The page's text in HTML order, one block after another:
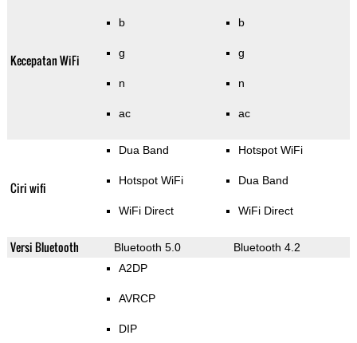
Kecepatan WiFi
b
g
n
ac
b
g
n
ac
Ciri wifi
Dua Band
Hotspot WiFi
WiFi Direct
Hotspot WiFi
Dua Band
WiFi Direct
Versi Bluetooth Bluetooth 5.0 Bluetooth 4.2
A2DP
AVRCP
DIP